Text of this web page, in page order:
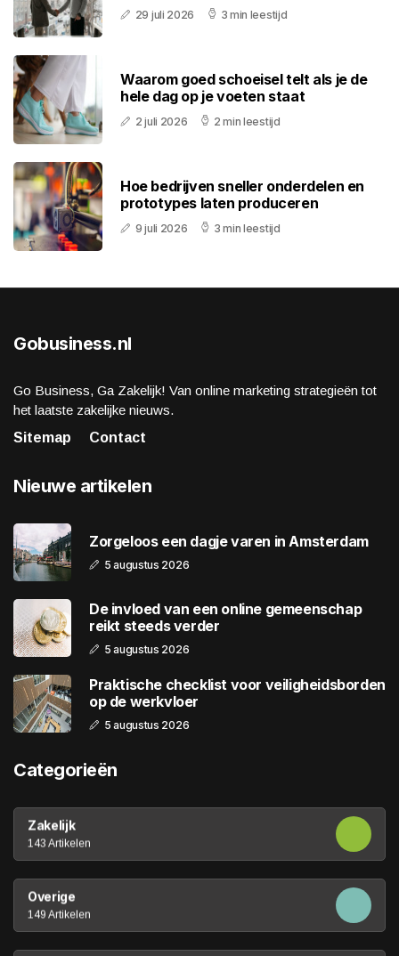
29 juli 2026 3 min leestijd
Waarom goed schoeisel telt als je de
hele dag op je voeten staat
2 juli 2026 2 min leestijd
Hoe bedrijven sneller onderdelen en
prototypes laten produceren
9 juli 2026 3 min leestijd
Gobusiness.nl
Go Business, Ga Zakelijk! Van online marketing strategieën tot
het laatste zakelijke nieuws.
Sitemap
Contact
Nieuwe artikelen
Zorgeloos een dagje varen in Amsterdam
5 augustus 2026
De invloed van een online gemeenschap
reikt steeds verder
5 augustus 2026
Praktische checklist voor veiligheidsborden
op de werkvloer
5 augustus 2026
Categorieën
Zakelijk
143 Artikelen
Overige
149 Artikelen